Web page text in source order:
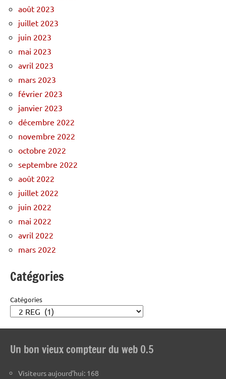
août 2023
juillet 2023
juin 2023
mai 2023
avril 2023
mars 2023
février 2023
janvier 2023
décembre 2022
novembre 2022
octobre 2022
septembre 2022
août 2022
juillet 2022
juin 2022
mai 2022
avril 2022
mars 2022
Catégories
Catégories
Un bon vieux compteur du web 0.5
Visiteurs aujourd’hui: 168